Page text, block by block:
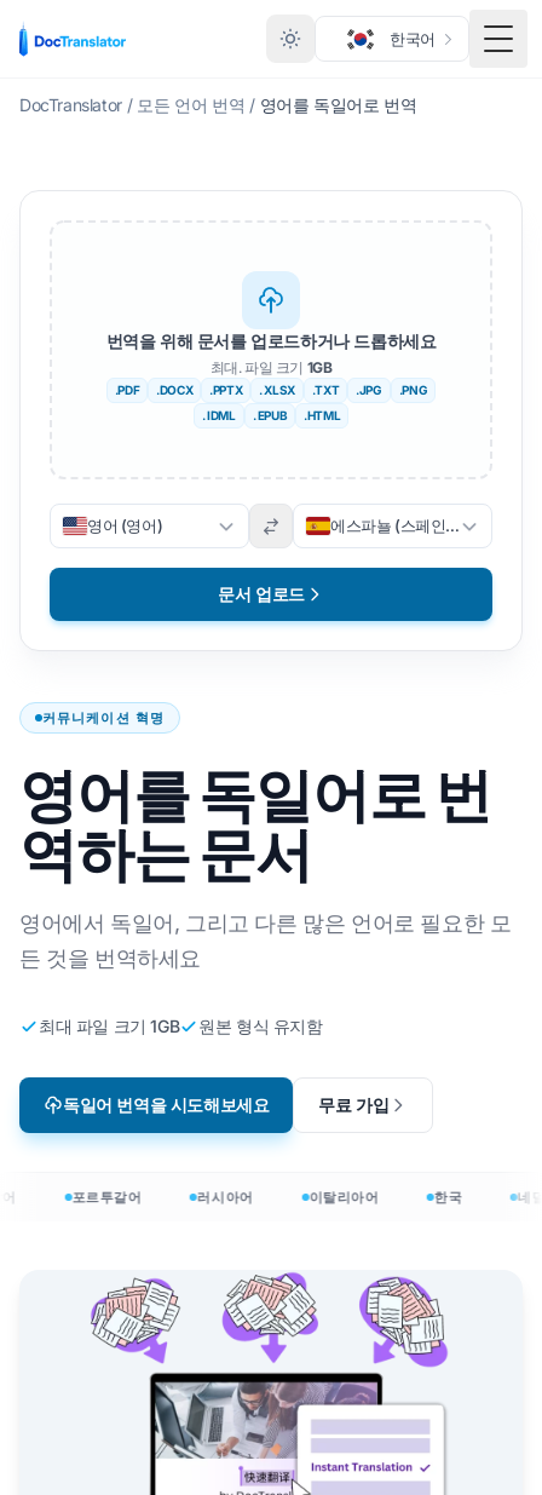
한국어
메뉴
DocTranslator / 모든 언어 번역 / 영어를 독일어로 번역
커뮤니케이션 혁명
영어를 독일어로 번
역하는 문서
영어에서 독일어, 그리고 다른 많은 언어로 필요한 모
든 것을 번역하세요
최대 파일 크기 1GB 원본 형식 유지함
독일어 번역을 시도해보세요 무료 가입
번역을 위해 문서를 업로드하거나 드롭하세요
최대. 파일 크기 1GB
.PDF .DOCX .PPTX . XLSX .TXT .JPG
.PNG
. IDML
. EPUB .HTML
영어 (영어) 에스파뇰 (스페인어)
문서 업로드
포르투갈어 러시아어 이탈리아어 한국 네덜